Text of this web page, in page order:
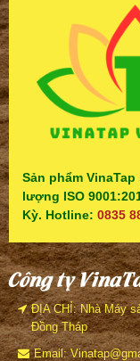
Sản phẩm
lượng ISO
Kỳ. Hotline: 0835
Công ty
ĐỊA CHỈ: Nhà Máy
Đồng Tháp
Email: